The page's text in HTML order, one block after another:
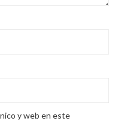
y web en este